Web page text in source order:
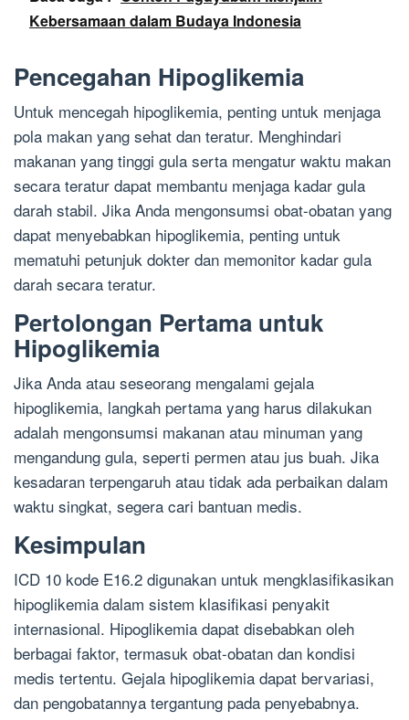
Kebersamaan dalam Budaya Indonesia
Pencegahan Hipoglikemia
Untuk mencegah hipoglikemia, penting untuk menjaga
pola makan yang sehat dan teratur. Menghindari
makanan yang tinggi gula serta mengatur waktu makan
secara teratur dapat membantu menjaga kadar gula
darah stabil. Jika Anda mengonsumsi obat-obatan yang
dapat menyebabkan hipoglikemia, penting untuk
mematuhi petunjuk dokter dan memonitor kadar gula
darah secara teratur.
Pertolongan Pertama untuk
Hipoglikemia
Jika Anda atau seseorang mengalami gejala
hipoglikemia, langkah pertama yang harus dilakukan
adalah mengonsumsi makanan atau minuman yang
mengandung gula, seperti permen atau jus buah. Jika
kesadaran terpengaruh atau tidak ada perbaikan dalam
waktu singkat, segera cari bantuan medis.
Kesimpulan
ICD 10 kode E16.2 digunakan untuk mengklasifikasikan
hipoglikemia dalam sistem klasifikasi penyakit
internasional. Hipoglikemia dapat disebabkan oleh
berbagai faktor, termasuk obat-obatan dan kondisi
medis tertentu. Gejala hipoglikemia dapat bervariasi,
dan pengobatannya tergantung pada penyebabnya.